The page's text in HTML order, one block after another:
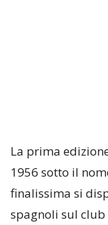
La prima
1956 sotto il
finalissima si
spagnoli sul club